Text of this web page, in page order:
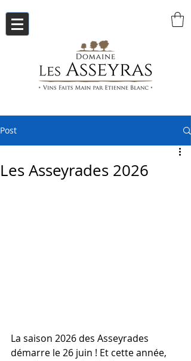
Post
Les Asseyrades 2026
La saison 2026 des Asseyrades
démarre le 26 juin ! Et cette année,